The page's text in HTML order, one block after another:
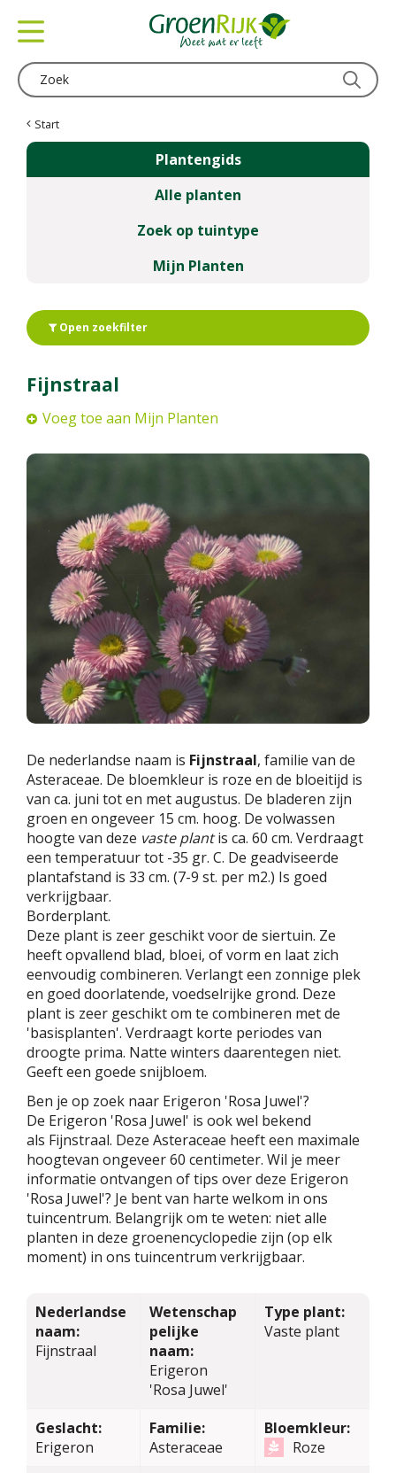
Start
Plantengids
Alle planten
Zoek op tuintype
Mijn Planten
Open zoekfilter
Fijnstraal
Voeg toe aan Mijn Planten
De nederlandse naam is Fijnstraal, familie van de
Asteraceae. De bloemkleur is roze en de bloeitijd is
van ca. juni tot en met augustus. De bladeren zijn
groen en ongeveer 15 cm. hoog. De volwassen
hoogte van deze vaste plantis ca. 60 cm. Verdraagt
een temperatuur tot -35 gr. C. De geadviseerde
plantafstand is 33 cm. (7-9 st. per m2.) Is goed
verkrijgbaar.
Borderplant.
Deze plant is zeer geschikt voor de siertuin. Ze
heeft opvallend blad, bloei, of vorm en laat zich
eenvoudig combineren. Verlangt een zonnige plek
en goed doorlatende, voedselrijke grond. Deze
plant is zeer geschikt om te combineren met de
'basisplanten'. Verdraagt korte periodes van
droogte prima. Natte winters daarentegen niet.
Geeft een goede snijbloem.
Ben je op zoek naar Erigeron 'Rosa Juwel'?
De Erigeron 'Rosa Juwel' is ook wel bekend
als Fijnstraal. Deze Asteraceae heeft een maximale
hoogtevan ongeveer 60 centimeter. Wil je meer
informatie ontvangen of tips over deze Erigeron
'Rosa Juwel'? Je bent van harte welkom in ons
tuincentrum. Belangrijk om te weten: niet alle
planten in deze groenencyclopedie zijn (op elk
moment) in ons tuincentrum verkrijgbaar.
Nederlandse
naam:
Fijnstraal
Wetenschap
pelijke
naam:
Erigeron
'Rosa Juwel'
Type plant:
Vaste plant
Geslacht:
Erigeron
Familie:
Asteraceae
Bloemkleur:
Roze